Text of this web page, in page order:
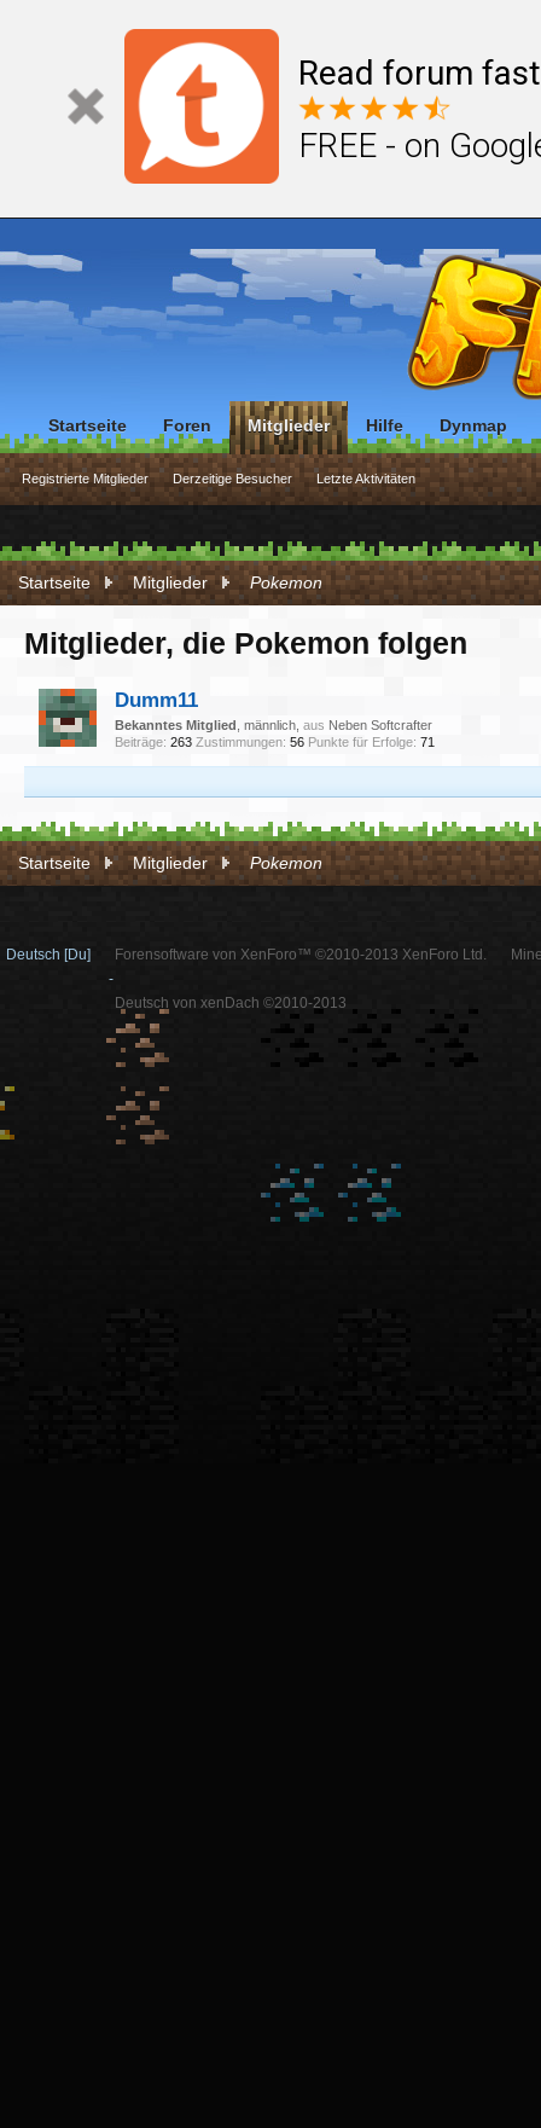
Read forum
FREE - on
Startseite Mitglieder Pokemon
Mitglieder, die Pokemon folgen
Dumm11
Bekanntes Mitglied , männlich, aus Neben Softcrafter
Beiträge: 263 Zustimmungen: 56 Punkte für Erfolge: 71
Startseite Mitglieder Pokemon
Startseite Foren Mitglieder
Registrierte Mitglieder Derzeitige Besucher Letzte Aktivitäten
Hilfe Dynmap
Deutsch [Du]
Forensoftware von XenForo™ ©2010-2013 XenForo Ltd.
-
Deutsch von xenDach ©2010-2013